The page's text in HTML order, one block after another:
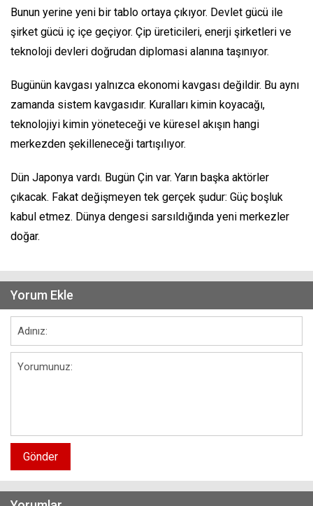
Bunun yerine yeni bir tablo ortaya çıkıyor. Devlet gücü ile
şirket gücü iç içe geçiyor. Çip üreticileri, enerji şirketleri ve
teknoloji devleri doğrudan diplomasi alanına taşınıyor.
Bugünün kavgası yalnızca ekonomi kavgası değildir. Bu aynı
zamanda sistem kavgasıdır. Kuralları kimin koyacağı,
teknolojiyi kimin yöneteceği ve küresel akışın hangi
merkezden şekilleneceği tartışılıyor.
Dün Japonya vardı. Bugün Çin var. Yarın başka aktörler
çıkacak. Fakat değişmeyen tek gerçek şudur: Güç boşluk
kabul etmez. Dünya dengesi sarsıldığında yeni merkezler
doğar.
Yorum Ekle
Gönder